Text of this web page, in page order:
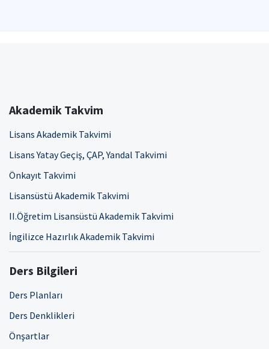
Akademik Takvim
Lisans Akademik Takvimi
Lisans Yatay Geçiş, ÇAP, Yandal Takvimi
Önkayıt Takvimi
Lisansüstü Akademik Takvimi
II.Öğretim Lisansüstü Akademik Takvimi
İngilizce Hazırlık Akademik Takvimi
Ders Bilgileri
Ders Planları
Ders Denklikleri
Önşartlar